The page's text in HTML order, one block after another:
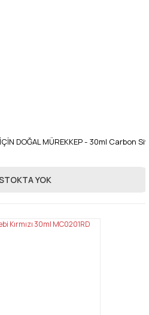
DOĞAL MÜREKKEP - 30ml Carbon
59,80 TL
YOK